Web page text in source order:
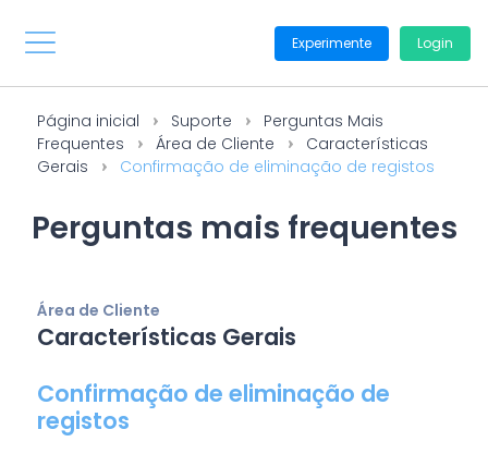
Experimente Login
Página inicial Suporte
Perguntas Mais
Frequentes
Área de Cliente
Características
Gerais
Confirmação de eliminação de registos
Perguntas mais frequentes
Área de Cliente
Características Gerais
Confirmação de eliminação de
registos